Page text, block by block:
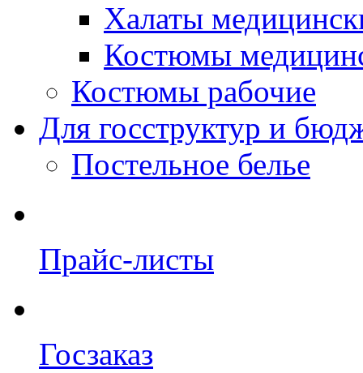
Халаты
Костюмы
Костюмы рабочие
Для госструктур и
Постельное белье
Прайс-листы
Госзаказ